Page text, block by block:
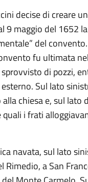
decise di creare
9 maggio del 1652
del
fu ultimata
di pozzi,
Sul lato
chiesa e, sul
i frati
navata, sul lato
a San